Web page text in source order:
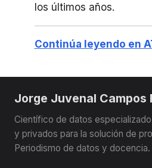
los últimos años.
Continúa leyendo en
Jorge Juvenal Campos
Científico de datos
y privados para la solución de
Periodismo de datos y docencia.